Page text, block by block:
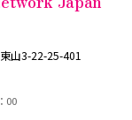
山3-22-25-401
00